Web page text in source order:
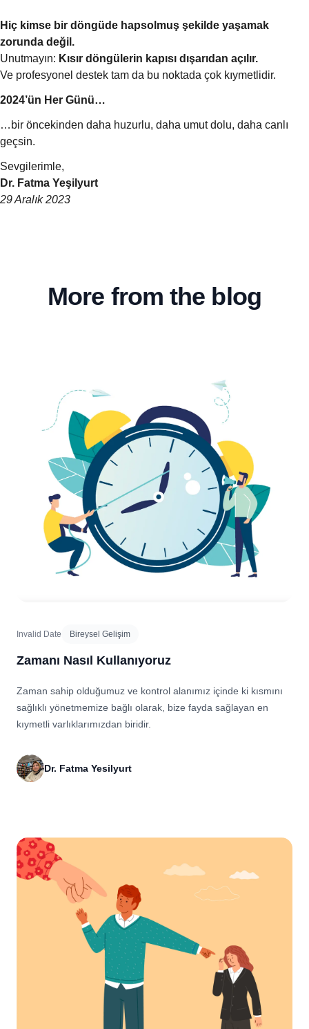
Hiç kimse bir döngüde hapsolmuş şekilde yaşamak
zorunda değil.
Unutmayın: Kısır döngülerin kapısı dışarıdan açılır.
Ve profesyonel destek tam da bu noktada çok kıymetlidir.
2024’ün Her Günü…
…bir öncekinden daha huzurlu, daha umut dolu, daha canlı
geçsin.
Sevgilerimle,
Dr. Fatma Yeşilyurt
29 Aralık 2023
More from the blog
Invalid Date Bireysel Gelişim
Zamanı Nasıl Kullanıyoruz
Zaman sahip olduğumuz ve kontrol alanımız içinde ki kısmını
sağlıklı yönetmemize bağlı olarak, bize fayda sağlayan en
kıymetli varlıklarımızdan biridir.
Dr. Fatma Yesilyurt